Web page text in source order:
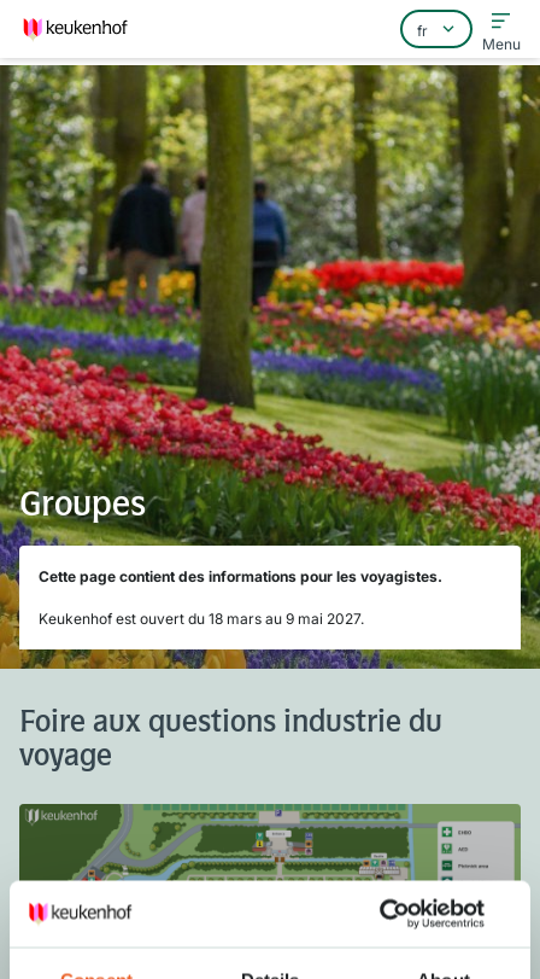
Home
Foire aux questions
Contact
Menu
Groupes
Cette page contient des informations pour les voyagistes.
Keukenhof est ouvert du 18 mars au 9 mai 2027.
Foire aux questions industrie du
voyage